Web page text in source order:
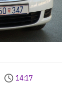
14:17